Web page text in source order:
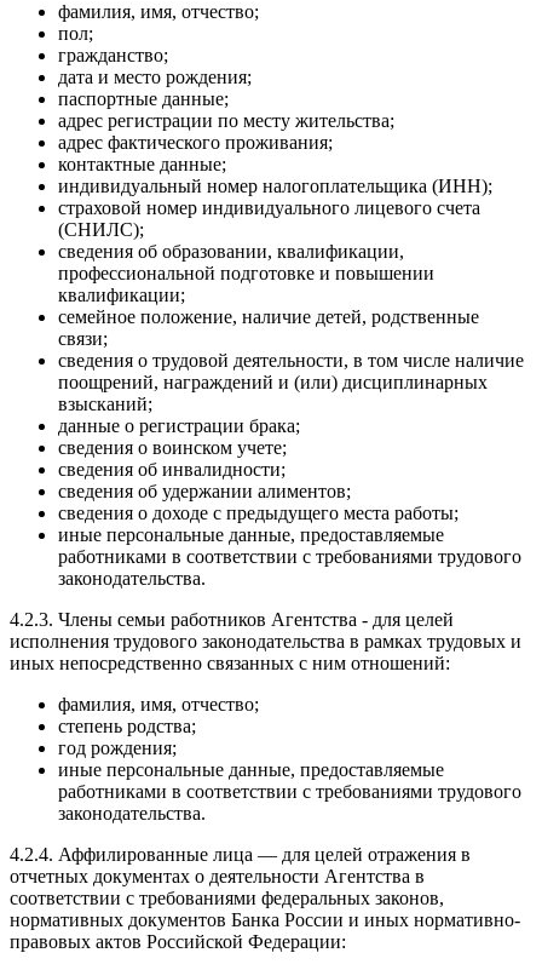
фамилия, имя, отчество;
пол;
гражданство;
дата и место рождения;
паспортные данные;
адрес регистрации по месту жительства;
адрес фактического проживания;
контактные данные;
индивидуальный номер налогоплательщика (ИНН);
страховой номер индивидуального лицевого счета
(СНИЛС);
сведения об образовании, квалификации,
профессиональной подготовке и повышении
квалификации;
семейное положение, наличие детей, родственные
связи;
сведения о трудовой деятельности, в том числе наличие
поощрений, награждений и (или) дисциплинарных
взысканий;
данные о регистрации брака;
сведения о воинском учете;
сведения об инвалидности;
сведения об удержании алиментов;
сведения о доходе с предыдущего места работы;
иные персональные данные, предоставляемые
работниками в соответствии с требованиями трудового
законодательства.
4.2.3. Члены семьи работников Агентства - для целей
исполнения трудового законодательства в рамках трудовых и
иных непосредственно связанных с ним отношений:
фамилия, имя, отчество;
степень родства;
год рождения;
иные персональные данные, предоставляемые
работниками в соответствии с требованиями трудового
законодательства.
4.2.4. Аффилированные лица — для целей отражения в
отчетных документах о деятельности Агентства в
соответствии с требованиями федеральных законов,
нормативных документов Банка России и иных нормативно-
правовых актов Российской Федерации: